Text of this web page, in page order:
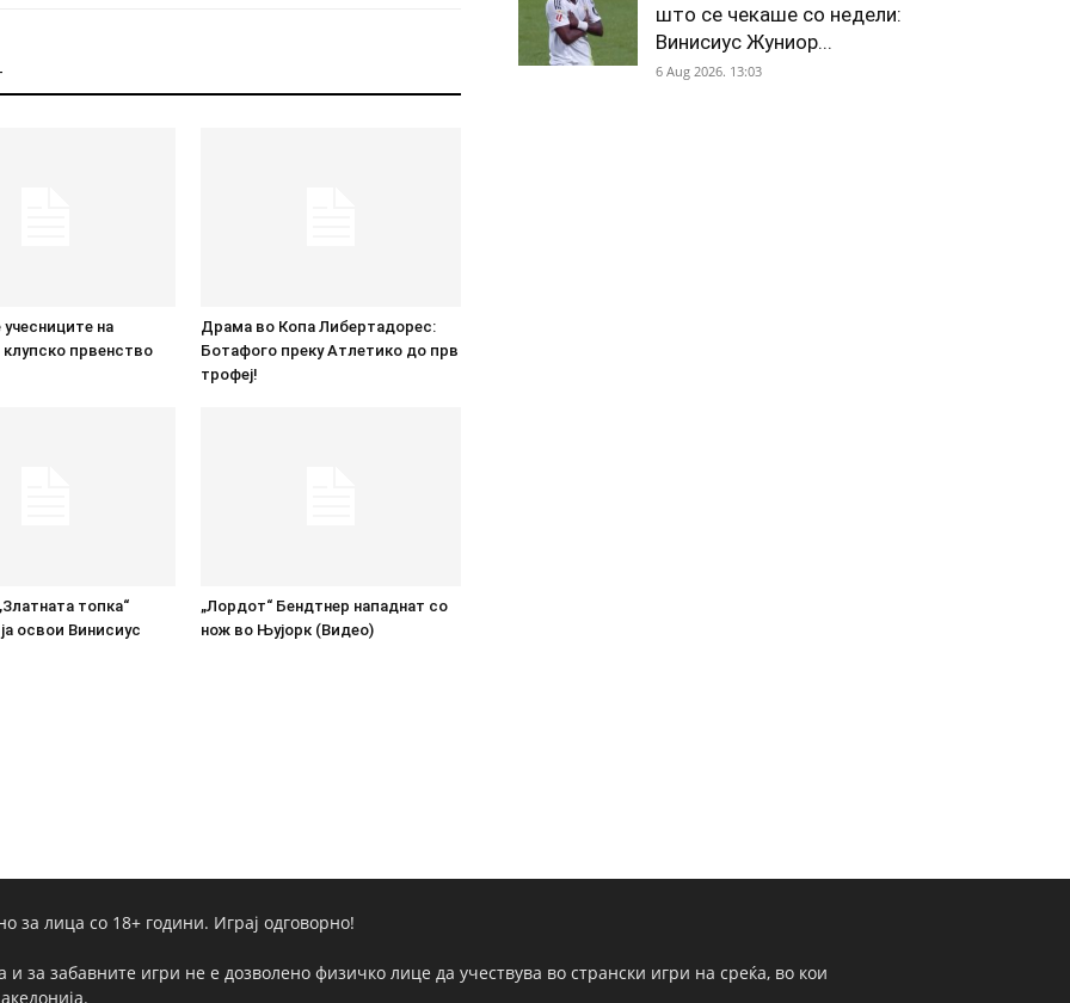
на
првенство
Драма во Копа Либертадорес:
Ботафого преку Атлетико до прв
трофеј!
топка“
освои Винисиус
„Лордот“ Бендтнер нападнат со
нож во Њујорк (Видео)
што се чекаше со недели:
Винисиус Жуниор...
6 Aug 2026. 13:03
за лица со 18+ години. Играј одговорно!
и за забавните игри не е дозволено физичко лице да учествува во странски игри на среќа, во кои